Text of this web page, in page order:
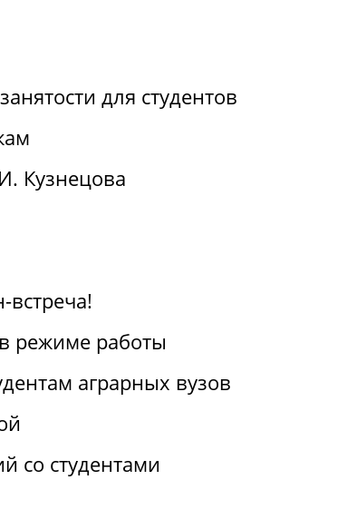
для студентов
Кузнецова
режиме работы
аграрных вузов
со студентами